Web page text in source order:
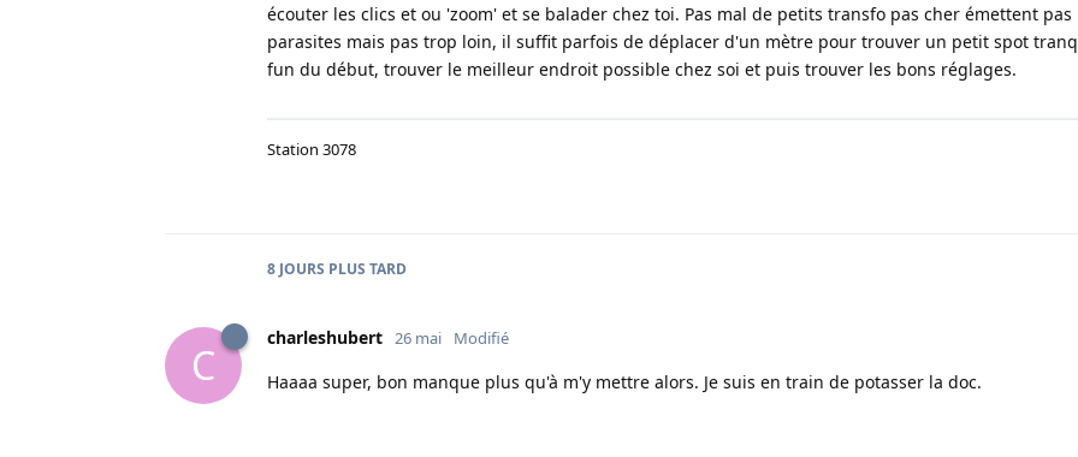
écouter les clics et ou 'zoom' et se balader chez toi. Pas mal de petits transfo pas cher émettent pas
parasites mais pas trop loin, il suffit parfois de déplacer d'un mètre pour trouver un petit spot
fun du début, trouver le meilleur endroit possible chez soi et puis trouver les bons réglages.
Station 3078
8 JOURS PLUS TARD
C
charleshubert 26 mai Modifié
Haaaa super, bon manque plus qu'à m'y mettre alors. Je suis en train de potasser la doc.